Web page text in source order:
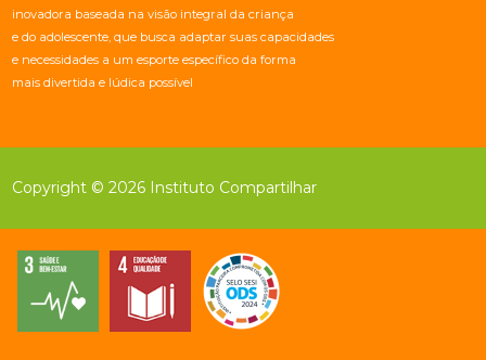
inovadora baseada na visão integral da criança
e do adolescente, que busca adaptar suas capacidades
e necessidades a um esporte específico da forma
mais divertida e lúdica possível
Copyright © 2026 Instituto Compartilhar